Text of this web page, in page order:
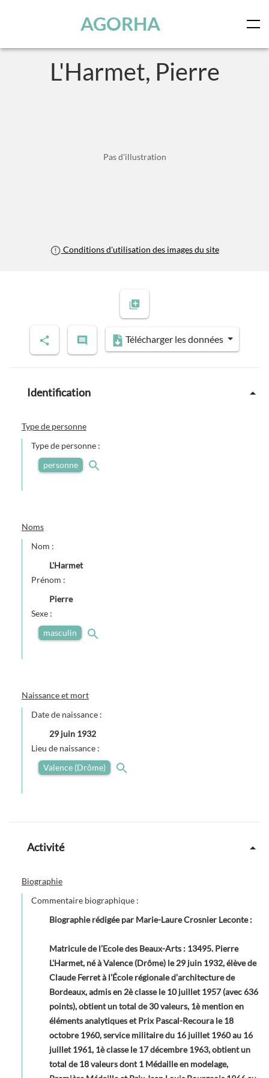
AGORHA
L'Harmet, Pierre
Pas d'illustration
Conditions d'utilisation des images du site
Télécharger les données
Identification
Type de personne
Type de personne :
personne
Noms
Nom :
L'Harmet
Prénom :
Pierre
Sexe :
masculin
Naissance et mort
Date de naissance :
29 juin 1932
Lieu de naissance :
Valence (Drôme)
Activité
Biographie
Commentaire biographique :
Biographie rédigée par Marie-Laure Crosnier Leconte:
Matricule de l’Ecole des Beaux-Arts : 13495. Pierre
L'Harmet, né à Valence (Drôme) le 29 juin 1932, élève de
Claude Ferret à l’École régionale d’architecture de
Bordeaux, admis en 2è classe le 10 juillet 1957 (avec 636
points), obtient un total de 30 valeurs, 1è mention en
éléments analytiques et Prix Pascal-Recoura le 18
octobre 1960, service militaire du 16 juillet 1960 au 16
juillet 1961, 1è classe le 17 décembre 1963, obtient un
total de 18 valeurs dont 1 Médaille en modelage,